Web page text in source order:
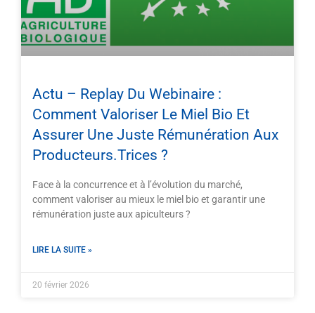
Actu – Replay Du Webinaire :
Comment Valoriser Le Miel Bio Et
Assurer Une Juste Rémunération Aux
Producteurs.trices ?
Face à la concurrence et à l’évolution du marché,
comment valoriser au mieux le miel bio et garantir une
rémunération juste aux apiculteurs ?
LIRE LA SUITE »
20 février 2026